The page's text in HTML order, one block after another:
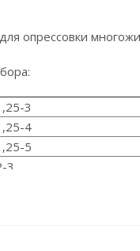
опрессовки
3
4
5
3